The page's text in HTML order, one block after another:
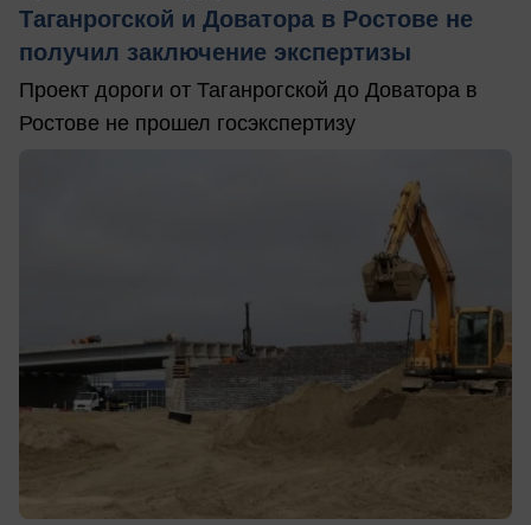
Таганрогской и Доватора в Ростове не
получил заключение экспертизы
Проект дороги от Таганрогской до Доватора в
Ростове не прошел госэкспертизу